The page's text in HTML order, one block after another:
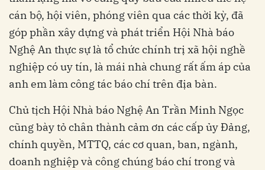
cán bộ, hội viên, phóng viên qua các thời kỳ, đã
góp phần xây dựng và phát triển Hội Nhà báo
Nghệ An thực sự là tổ chức chính trị xã hội nghề
nghiệp có uy tín, là mái nhà chung rất ấm áp của
anh em làm công tác báo chí trên địa bàn.
Chủ tịch Hội Nhà báo Nghệ An Trần Minh Ngọc
cũng bày tỏ chân thành cảm ơn các cấp ủy Đảng,
chính quyền, MTTQ, các cơ quan, ban, ngành,
doanh nghiệp và công chúng báo chí trong và